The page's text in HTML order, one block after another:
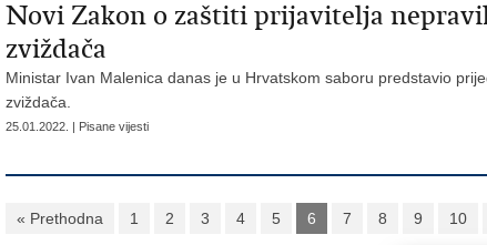
Novi Zakon o zaštiti prijavitelja
zviždača
Ministar Ivan Malenica danas je u Hrvatskom saboru predstavio
zviždača.
25.01.2022. | Pisane vijesti
« Prethodna 1 2 3 4 5 6 7 8 9 10